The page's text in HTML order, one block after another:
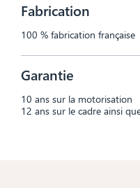
Fabrication
100 % fabrication française
Garantie
10 ans sur la motorisation
12 ans sur le cadre ainsi